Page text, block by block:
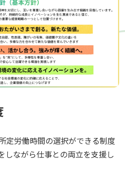
定労働時間の選択ができる制度
しながら仕事との両立を支援し